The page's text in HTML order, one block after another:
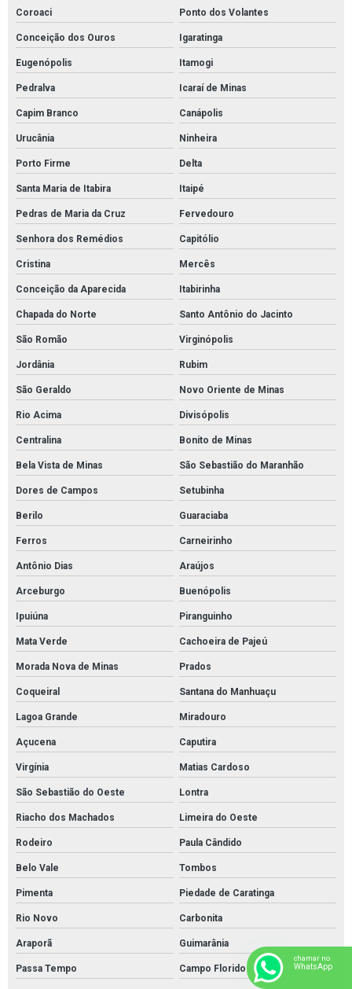
Coroaci Ponto dos Volantes
Conceição dos Ouros Igaratinga
Eugenópolis Itamogi
Pedralva Icaraí de Minas
Capim Branco Canápolis
Urucânia Ninheira
Porto Firme Delta
Santa Maria de Itabira Itaipé
Pedras de Maria da Cruz Fervedouro
Senhora dos Remédios Capitólio
Cristina Mercês
Conceição da Aparecida Itabirinha
Chapada do Norte Santo Antônio do Jacinto
São Romão Virginópolis
Jordânia Rubim
São Geraldo Novo Oriente de Minas
Rio Acima Divisópolis
Centralina Bonito de Minas
Bela Vista de Minas São Sebastião do Maranhão
Dores de Campos Setubinha
Berilo Guaraciaba
Ferros Carneirinho
Antônio Dias Araújos
Arceburgo Buenópolis
Ipuiúna Piranguinho
Mata Verde Cachoeira de Pajeú
Morada Nova de Minas Prados
Coqueiral Santana do Manhuaçu
Lagoa Grande Miradouro
Açucena Caputira
Virgínia Matias Cardoso
São Sebastião do Oeste Lontra
Riacho dos Machados Limeira do Oeste
Rodeiro Paula Cândido
Belo Vale Tombos
Pimenta Piedade de Caratinga
Rio Novo Carbonita
Araporã Guimarânia
Passa Tempo Campo Florido
chamar no
WhatsApp